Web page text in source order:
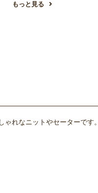
もっと見る
れなニットやセーターで